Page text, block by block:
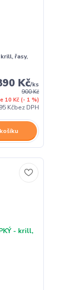
krill, řasy,
900 Kč
10 Kč (- 1 %)
Kč/ks
Kčbez DPH